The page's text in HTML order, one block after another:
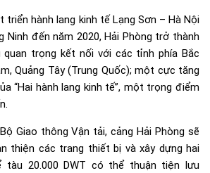
triển hành lang kinh tế Lạng Sơn – Hà Nội
Ninh đến năm 2020, Hải Phòng trở thành
trọng kết nối với các tỉnh phía Bắc
Quảng Tây (Trung Quốc); một cực tăng
“Hai hành lang kinh tế”, một trọng điểm
Giao thông Vận tải, cảng Hải Phòng sẽ
thiện các trang thiết bị và xây dựng hai
20.000 DWT có thể thuận tiện lưu